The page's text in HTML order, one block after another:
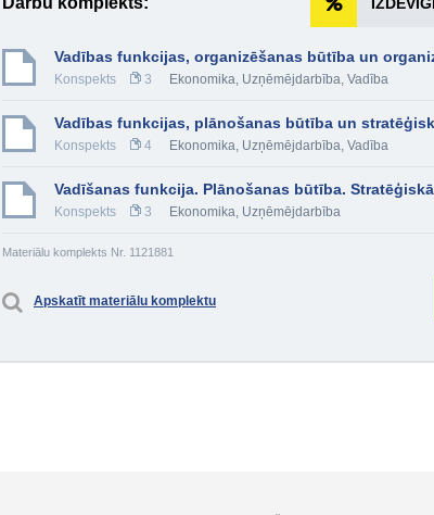
Vadības funkcijas, organizēšanas būtība un
Konspekts 3 Ekonomika, Uzņēmējdarbība, Vadība
Vadības funkcijas, plānošanas būtība un
Konspekts 4 Ekonomika, Uzņēmējdarbība, Vadība
Vadīšanas funkcija. Plānošanas būtība.
Konspekts 3 Ekonomika, Uzņēmējdarbība
Materiālu komplekts Nr. 1121881
Apskatīt materiālu komplektu